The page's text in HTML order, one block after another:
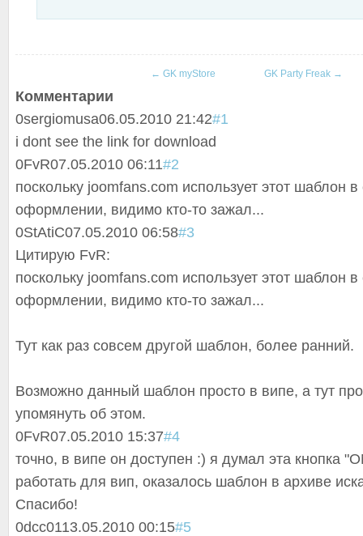
← GK myStore GK Party Freak →
Комментарии
0sergiomusa06.05.2010 21:42#1
i dont see the link for download
0FvR07.05.2010 06:11#2
поскольку joomfans.com использует этот шаблон
оформлении, видимо кто-то зажал...
0StAtiC07.05.2010 06:58#3
Цитирую FvR:
поскольку joomfans.com использует этот шаблон
оформлении, видимо кто-то зажал...
Тут как раз совсем другой шаблон, более ранний.
Возможно данный шаблон просто в випе, а тут
упомянуть об этом.
0FvR07.05.2010 15:37#4
точно, в випе он доступен :) я думал эта кнопка
работать для вип, оказалось шаблон в архиве
Спасибо!
0dcc0113.05.2010 00:15#5